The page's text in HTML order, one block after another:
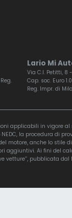
Lario Mi
Via C.I. Petitti, 8
Cap. soc. Euro
Reg. Impr. di
in vigore
la procedura
anche lo
Ai fini del
pubblicata